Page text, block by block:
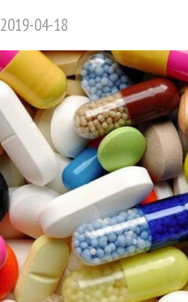
2019-04-18